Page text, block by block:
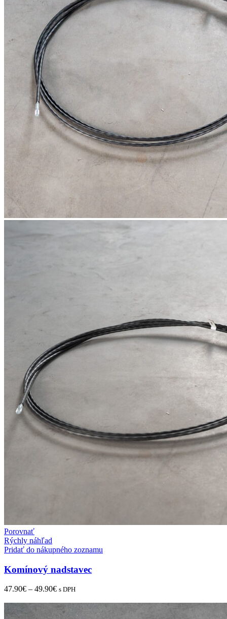
Porovnať
Rýchly náhľad
Pridať do nákupného zoznamu
Komínový nadstavec
47.90€ – 49.90€ s DPH